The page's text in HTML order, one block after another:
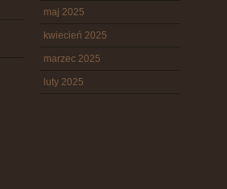
maj 2025
kwiecień 2025
marzec 2025
luty 2025